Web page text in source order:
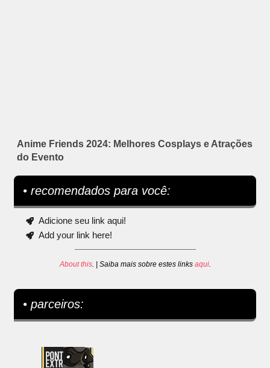
Anime Friends 2024: Melhores Cosplays e Atrações
do Evento
• recomendados para você:
Adicione seu link aqui!
Add your link here!
About this. | Saiba mais sobre estes links aqui.
• parceiros: